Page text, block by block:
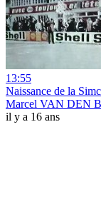
13:55
Naissance de la
Marcel VAN DEN
il y a 16 ans